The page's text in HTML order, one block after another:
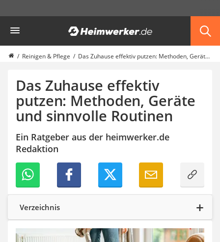
Haushalt & Freizeit
Diascanner
Walkie-Talkie Kinder
Gusseisen Bräter
Induktionskochfeld
Tischgeschirrspüler
Elektronische Dartscheibe
Wildkamera
Wischmopp
Trinkflasche
Thermokanne
Elektrische Pfeffermühle
Waschsauger
Geflügelschere
Ferngesteuertes Auto
Reinigen & Pflege Das Zuhause effektiv putzen: Methoden, Geräte und sinnvolle Routinen
Das Zuhause effektiv
putzen: Methoden, Geräte
und sinnvolle Routinen
Ein Ratgeber aus der heimwerker.de
Redaktion
Verzeichnis